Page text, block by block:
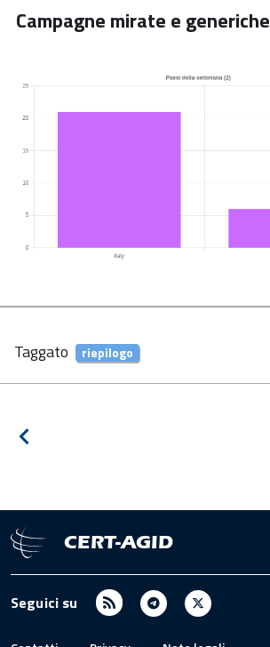
Campagne mirate e generiche
Taggato riepilogo
Navigazione
Notizia
CERT-AGID
Seguici su RSS Telegram
X